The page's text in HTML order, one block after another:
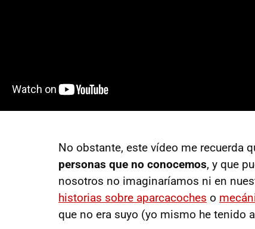
No obstante, este vídeo me recuerda
personas que no conocemos, y que
nosotros no imaginaríamos ni en
historias sobre aparcacoches o
que no era suyo (yo mismo he tenido